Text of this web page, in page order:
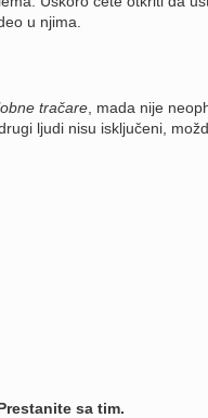
u njima.
tračare, mada nije
ljudi nisu isključeni,
sa tim.